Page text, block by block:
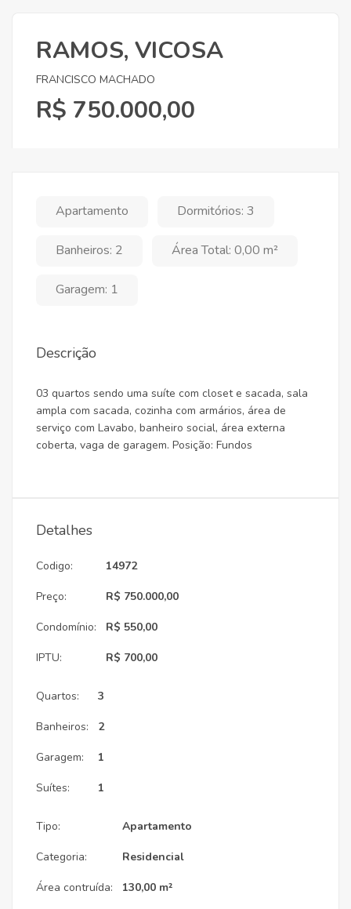
RAMOS, VICOSA
FRANCISCO MACHADO
R$ 750.000,00
Apartamento Dormitórios: 3
Banheiros: 2 Área Total: 0,00 m²
Garagem: 1
Descrição
03 quartos sendo uma suíte com closet e sacada, sala
ampla com sacada, cozinha com armários, área de
serviço com Lavabo, banheiro social, área externa
coberta, vaga de garagem. Posição: Fundos
Detalhes
Codigo:
Preço:
Condomínio:
IPTU:
14972
R$ 750.000,00
R$ 550,00
R$ 700,00
Quartos:
Banheiros:
Garagem:
Suítes:
3
2
1
1
Tipo:
Categoria:
Área contruída:
Apartamento
Residencial
130,00 m²